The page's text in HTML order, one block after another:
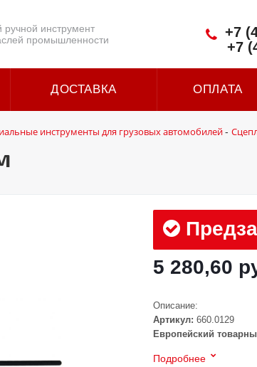
инструмент
промышленности
+7
+7
ДОСТАВКА ОПЛАТА
инструменты для грузовых автомобилей-
5 280,60
Описание:
Артикул: 660.0129
Европейский
Подробнее